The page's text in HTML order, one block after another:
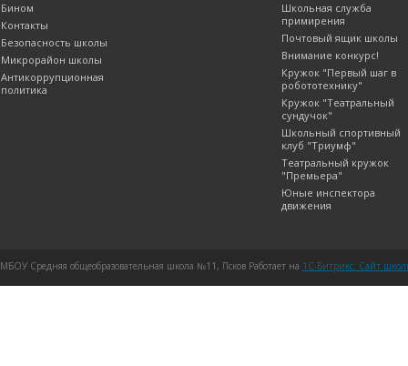
Бином
Контакты
Безопасность школы
Микрорайон школы
Антикоррупционная
политика
Школьная служба
примирения
Почтовый ящик школы
Внимание конкурс!
Кружок "Первый шаг в
робототехнику"
Кружок "Театральный
сундучок"
Школьный спортивный
клуб "Триумф"
Театральный кружок
"Премьера"
Юные инспектора
движения
МБОУ Средняя общеобразовательная школа №11, Псков Работает на 1C-Битрикс: Сайт